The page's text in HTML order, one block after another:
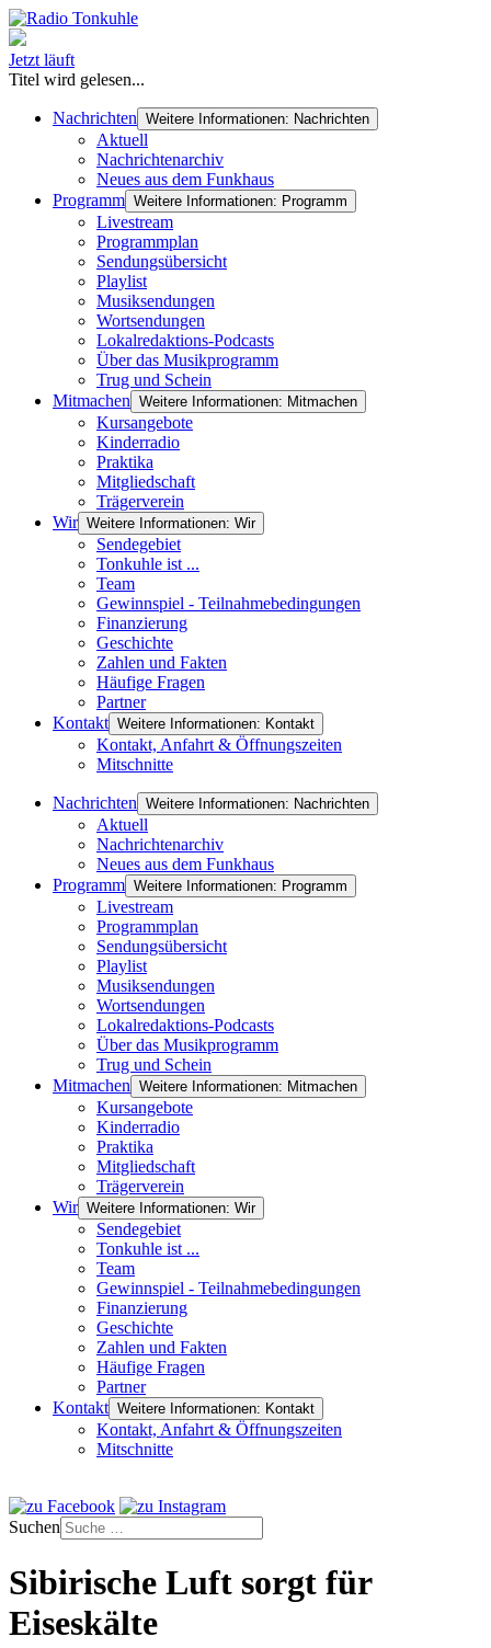
Jetzt läuft
Titel wird gelesen...
Nachrichten Weitere Informationen: Nachrichten
Aktuell
Nachrichtenarchiv
Neues aus dem Funkhaus
Programm Weitere Informationen: Programm
Livestream
Programmplan
Sendungsübersicht
Playlist
Musiksendungen
Wortsendungen
Lokalredaktions-Podcasts
Über das Musikprogramm
Trug und Schein
Mitmachen Weitere Informationen: Mitmachen
Kursangebote
Kinderradio
Praktika
Mitgliedschaft
Trägerverein
Wir Weitere Informationen: Wir
Sendegebiet
Tonkuhle ist ...
Team
Gewinnspiel - Teilnahmebedingungen
Finanzierung
Geschichte
Zahlen und Fakten
Häufige Fragen
Partner
Kontakt Weitere Informationen: Kontakt
Kontakt, Anfahrt & Öffnungszeiten
Mitschnitte
Nachrichten Weitere Informationen: Nachrichten
Aktuell
Nachrichtenarchiv
Neues aus dem Funkhaus
Programm Weitere Informationen: Programm
Livestream
Programmplan
Sendungsübersicht
Playlist
Musiksendungen
Wortsendungen
Lokalredaktions-Podcasts
Über das Musikprogramm
Trug und Schein
Mitmachen Weitere Informationen: Mitmachen
Kursangebote
Kinderradio
Praktika
Mitgliedschaft
Trägerverein
Wir Weitere Informationen: Wir
Sendegebiet
Tonkuhle ist ...
Team
Gewinnspiel - Teilnahmebedingungen
Finanzierung
Geschichte
Zahlen und Fakten
Häufige Fragen
Partner
Kontakt Weitere Informationen: Kontakt
Kontakt, Anfahrt & Öffnungszeiten
Mitschnitte
Suchen
Sibirische Luft sorgt für
Eiseskälte